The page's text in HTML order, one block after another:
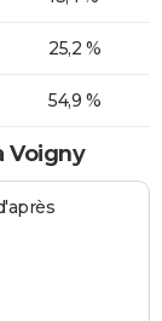
25,2 %
54,9 %
Voigny